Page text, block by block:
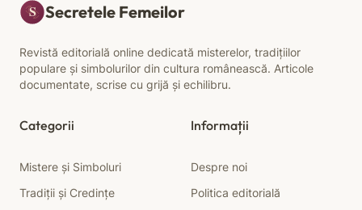
Secretele Femeilor
Revistă editorială online dedicată misterelor, tradițiilor
populare și simbolurilor din cultura românească. Articole
documentate, scrise cu grijă și echilibru.
Categorii
Mistere și Simboluri
Tradiții și Credințe
Informații
Despre noi
Politica editorială